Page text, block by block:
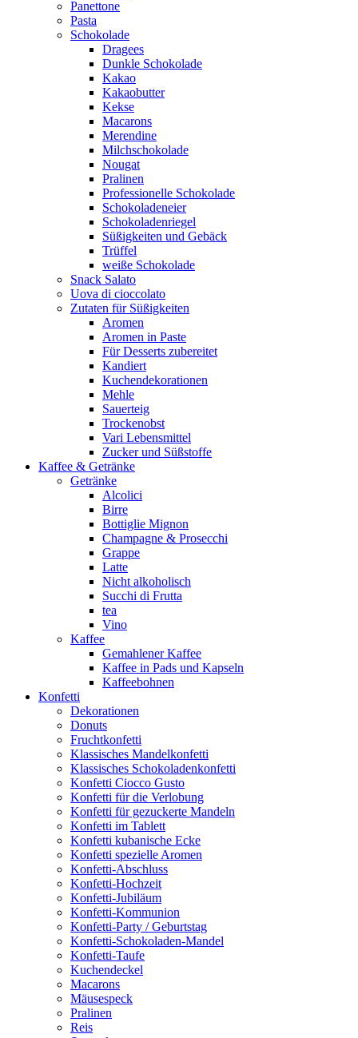
Panettone
Pasta
Schokolade
Dragees
Dunkle Schokolade
Kakao
Kakaobutter
Kekse
Macarons
Merendine
Milchschokolade
Nougat
Pralinen
Professionelle Schokolade
Schokoladeneier
Schokoladenriegel
Süßigkeiten und Gebäck
Trüffel
weiße Schokolade
Snack Salato
Uova di cioccolato
Zutaten für Süßigkeiten
Aromen
Aromen in Paste
Für Desserts zubereitet
Kandiert
Kuchendekorationen
Mehle
Sauerteig
Trockenobst
Vari Lebensmittel
Zucker und Süßstoffe
Kaffee & Getränke
Getränke
Alcolici
Birre
Bottiglie Mignon
Champagne & Prosecchi
Grappe
Latte
Nicht alkoholisch
Succhi di Frutta
tea
Vino
Kaffee
Gemahlener Kaffee
Kaffee in Pads und Kapseln
Kaffeebohnen
Konfetti
Dekorationen
Donuts
Fruchtkonfetti
Klassisches Mandelkonfetti
Klassisches Schokoladenkonfetti
Konfetti Ciocco Gusto
Konfetti für die Verlobung
Konfetti für gezuckerte Mandeln
Konfetti im Tablett
Konfetti kubanische Ecke
Konfetti spezielle Aromen
Konfetti-Abschluss
Konfetti-Hochzeit
Konfetti-Jubiläum
Konfetti-Kommunion
Konfetti-Party / Geburtstag
Konfetti-Schokoladen-Mandel
Konfetti-Taufe
Kuchendeckel
Macarons
Mäusespeck
Pralinen
Reis